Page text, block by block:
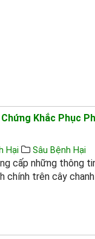
Khắc Phục
Hại Sâu Bệnh Hại
cấp những thông
chính trên cây